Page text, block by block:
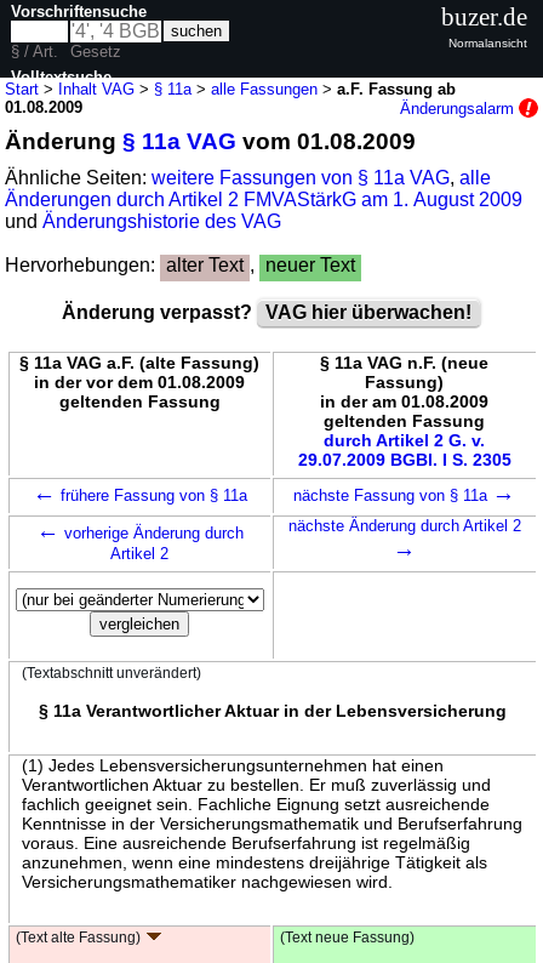
Start > Inhalt VAG > § 11a >alle Fassungen >a.F. Fassung ab
01.08.2009
Änderungsalarm
Änderung§ 11a VAG vom 01.08.2009
Ähnliche Seiten:weitere Fassungen von § 11a VAG,alle
Änderungen durch Artikel 2 FMVAStärkG am 1. August 2009
undÄnderungshistorie des VAG
Hervorhebungen: alter Text , neuer Text
Änderung verpasst? VAG hier überwachen!
§ 11a VAG a.F. (alte Fassung)
in der vor dem 01.08.2009
geltenden Fassung
§ 11a VAG n.F. (neue
Fassung)
in der am 01.08.2009
geltenden Fassung
durch Artikel 2 G. v.
29.07.2009 BGBl. I S. 2305
← frühere Fassung von § 11a nächste Fassung von § 11a →
← vorherige Änderung durch
Artikel 2
nächste Änderung durch Artikel 2
→
(Textabschnitt unverändert)
§ 11a Verantwortlicher Aktuar in der Lebensversicherung
(1) Jedes Lebensversicherungsunternehmen hat einen
Verantwortlichen Aktuar zu bestellen. Er muß zuverlässig und
fachlich geeignet sein. Fachliche Eignung setzt ausreichende
Kenntnisse in der Versicherungsmathematik und Berufserfahrung
voraus. Eine ausreichende Berufserfahrung ist regelmäßig
anzunehmen, wenn eine mindestens dreijährige Tätigkeit als
Versicherungsmathematiker nachgewiesen wird.
(Text alte Fassung) (Text neue Fassung)
Vorschriftensuche
§ / Art.
Gesetz
Volltextsuche
buzer.de
Normalansicht